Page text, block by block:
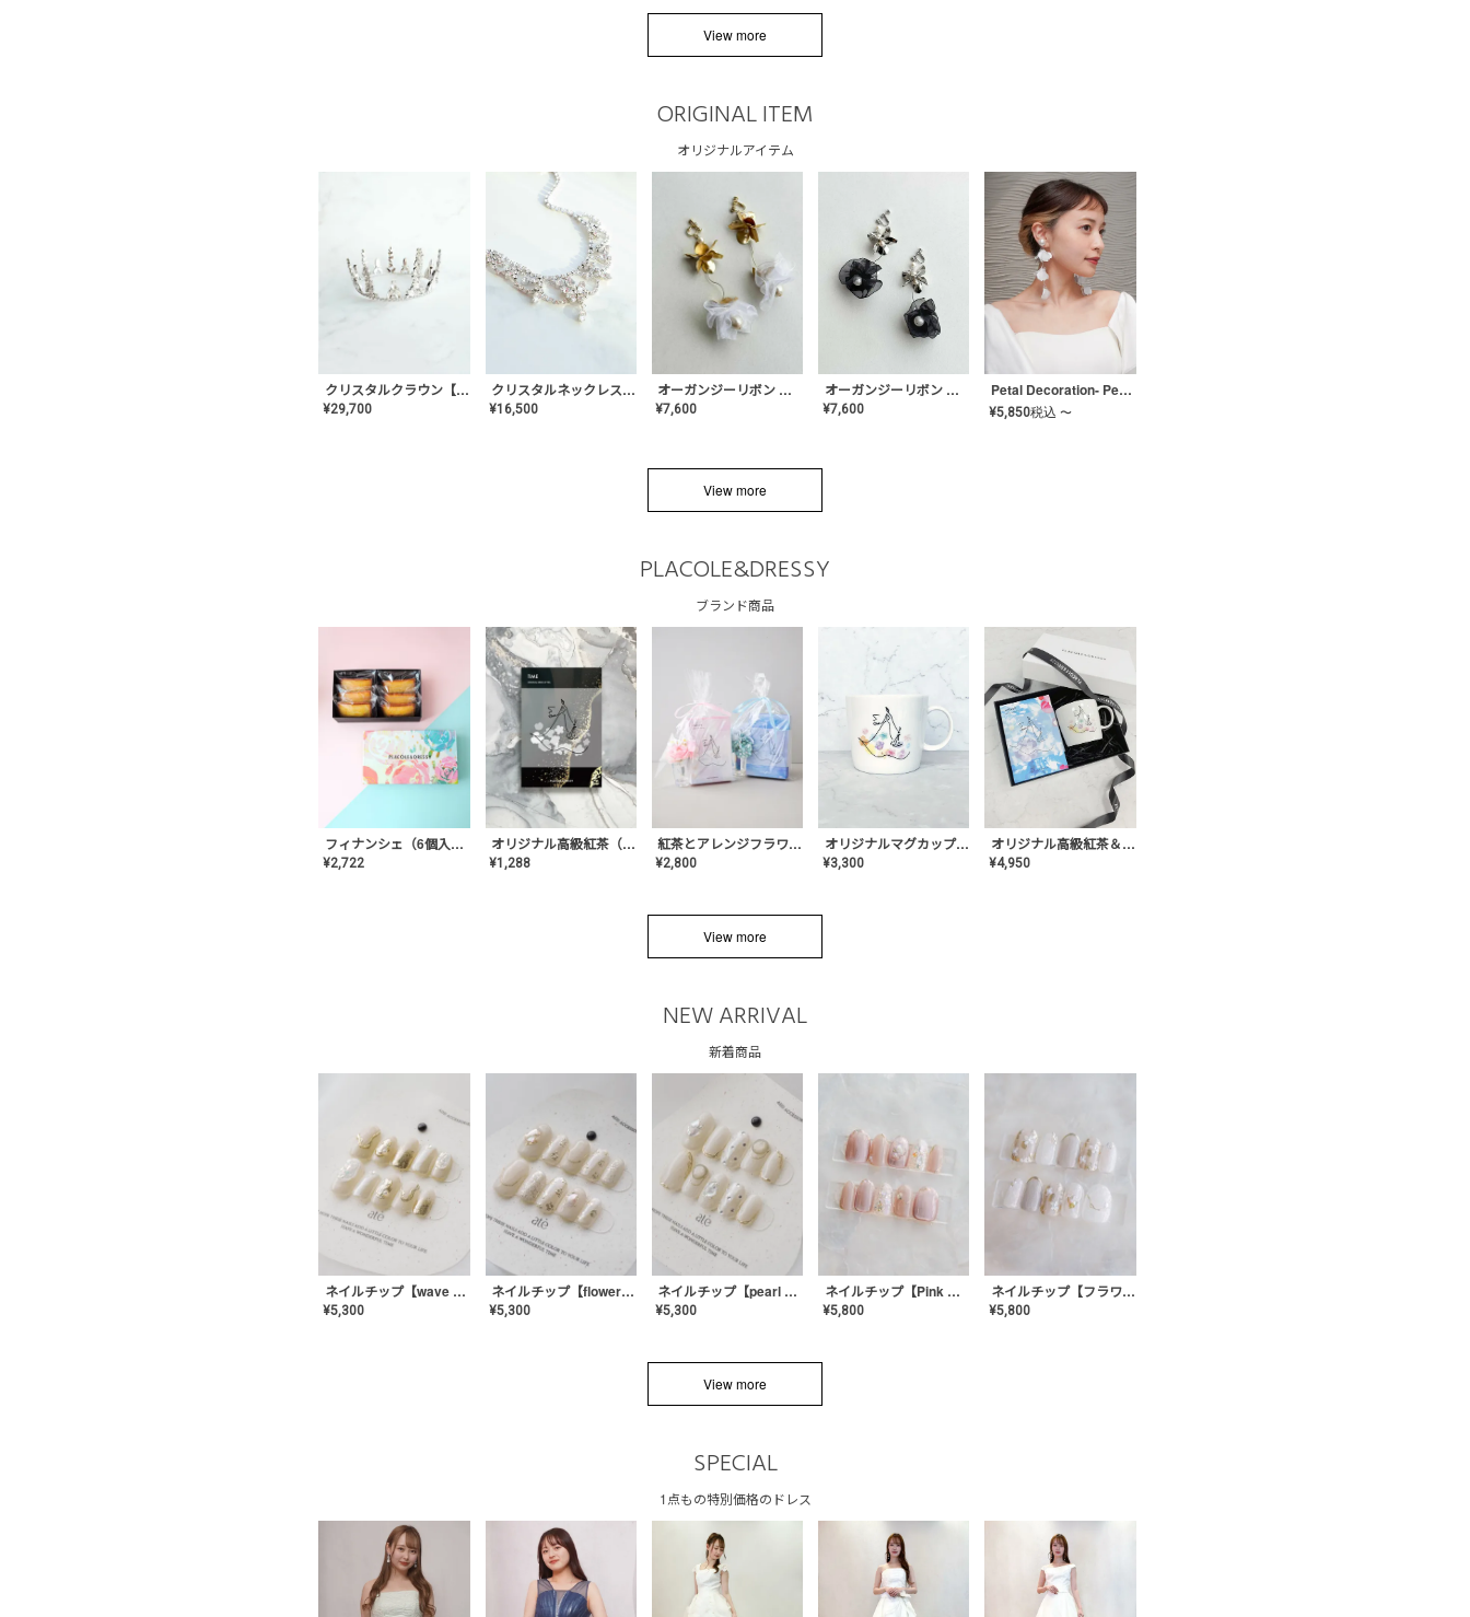
View more
ORIGINAL ITEM
オリジナルアイテム
クリスタルクラウン【MA-COHD-01】韓国風クラウン/ウェディングクラウン/ティアラ
¥29,700
クリスタルネックレス-Lace【MA-CONL-02】
¥16,500
オーガンジーリボン バレリーナイヤリング&ピアス【White】〈PV-COER-12〉
¥7,600
オーガンジーリボン バレリーナイヤリング&ピアス【Black】〈PV-COER-11〉
¥7,600
Petal Decoration- Pearl【JA-COER-3】
¥5,850税込 〜
View more
PLACOLE&DRESSY
ブランド商品
フィナンシェ（6個入り）
¥2,722
オリジナル高級紅茶（TIME/タイム）【ギフト/プチギフト/プレゼント/内祝い/結婚式/オリジナル配合/高品質/ハーブティー/茶葉/記念日/お返し/手土産/美容/おしゃれ】
¥1,288
紅茶とアレンジフラワーのセット
¥2,800
オリジナルマグカップ【AT-TW-03】ギフトセット有/プレゼント/内祝い/結婚式/ペア/食器/テーブルウェア/記念日/お返し/特別/高級/おしゃれ
¥3,300
オリジナル高級紅茶＆マグカップ ギフト【AT-GF-02】ギフトセット/プレゼント/内祝い/結婚式/ハーブティー/高品質/マグカップ/食器/記念日/お返し/手土産/美容/おしゃれ
¥4,950
View more
NEW ARRIVAL
新着商品
ネイルチップ【wave mirror】AE-CONA-04
¥5,300
ネイルチップ【flower shell】AE-CONA-03
¥5,300
ネイルチップ【pearl bijou】AE-CONA-02
¥5,300
ネイルチップ【Pink Glow Nail】MK-CONA-04
¥5,800
ネイルチップ【フラワーシフォンネイル】MK-CONA-03
¥5,800
View more
SPECIAL
1点もの特別価格のドレス